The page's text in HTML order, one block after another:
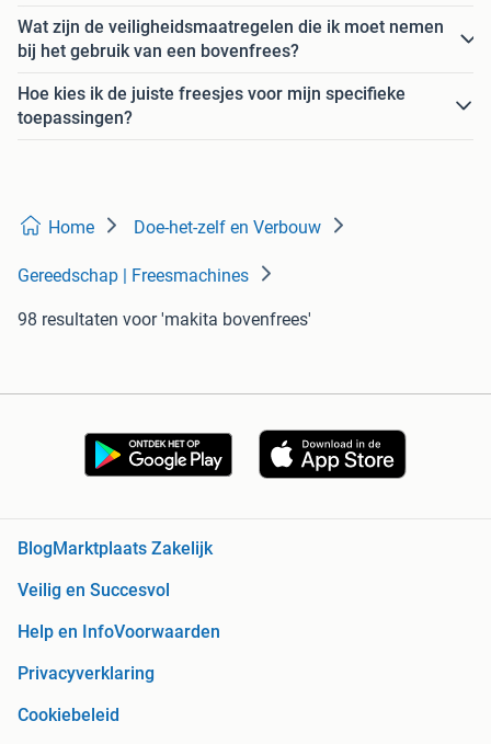
Wat zijn de veiligheidsmaatregelen die ik moet nemen
bij het gebruik van een bovenfrees?
Hoe kies ik de juiste freesjes voor mijn specifieke
toepassingen?
Home Doe-het-zelf en Verbouw
Gereedschap | Freesmachines
98 resultaten voor 'makita bovenfrees'
Blog Marktplaats Zakelijk
Veilig en Succesvol
Help en InfoVoorwaarden
Privacyverklaring
Cookiebeleid